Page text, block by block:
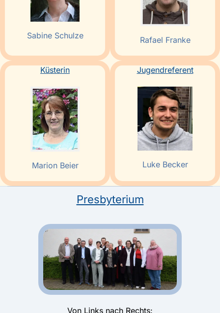
Sabine Schulze Rafael Franke
Küsterin
Marion Beier
Jugendreferent
Luke Becker
Presbyterium
Von Links nach Rechts: